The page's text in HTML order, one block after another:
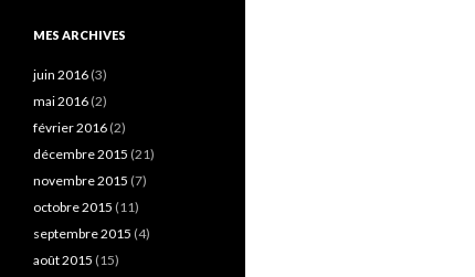
MES ARCHIVES
juin 2016 (3)
mai 2016 (2)
février 2016 (2)
décembre 2015 (21)
novembre 2015 (7)
octobre 2015 (11)
septembre 2015 (4)
août 2015 (15)